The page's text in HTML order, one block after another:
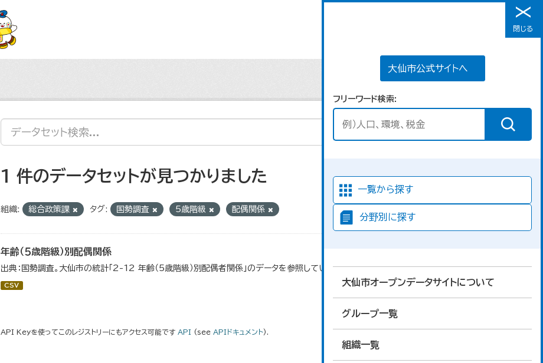
メニュー
大仙市公式サイトへ
フリーワード検索
一覧から探す
分野別に探す
大仙市オープンデータサイトについて
グループ一覧
組織一覧
閉じる
1 件のデータセットが見つかりました
組織: 総合政策課 タグ: 国勢調査 5歳階級 配偶関係
年齢（５歳階級）別配偶関係
出典：国勢調査。大仙市の統計「2-12 年齢（5歳階級）別配偶者関係」のデータを参照しています。
CSV
API Keyを使ってこのレジストリーにもアクセス可能です API (see APIドキュメント).